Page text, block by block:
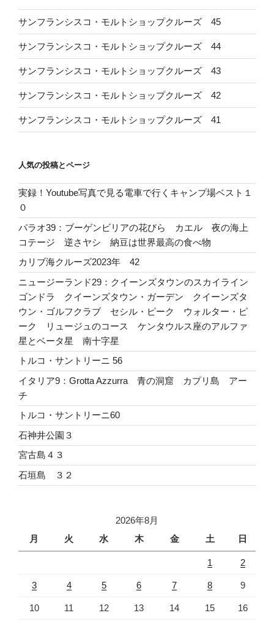
サンフランシスコ・モルトショップクルーズ 45
サンフランシスコ・モルトショップクルーズ 44
サンフランシスコ・モルトショップクルーズ 43
サンフランシスコ・モルトショップクルーズ 42
サンフランシスコ・モルトショップクルーズ 41
人気の投稿とページ
実録！Youtube写真で見る電車で行くキャンプ場ベスト１
０
パラオ39：ブーゲンビリアの花びら カエル 夜の海上
コテージ 逆さヤシ 納豆は世界最高の食べ物
カリブ海クルーズ2023年 42
ニュージーランド29：クイーンズタウンのスカイライン
ゴンドラ クイーンズタウン・ガーデン クイーンズタ
ウン・ゴルフクラブ セシル・ピーク ウォルター・ピ
ーク リュージュのコース ケンタウルス座のアルファ
星とベータ星 南十字星
トルコ・サントリーニ 56
イタリア9：Grotta Azzurra 青の洞窟 カプリ島 アー
チ
トルコ・サントリーニ60
石神井公園３
宮古島４３
石垣島 ３２
2026年8月
月
火 水 木 金 土 日
1 2
3 4 5 6 7 8 9
10 11 12 13 14 15 16